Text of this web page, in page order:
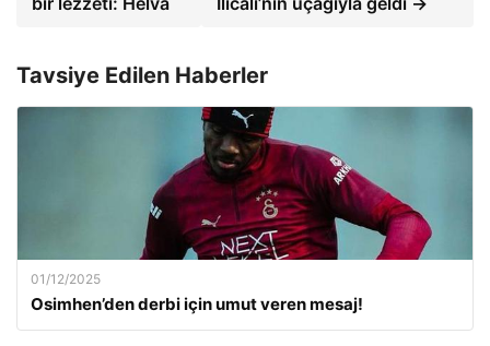
Tavsiye Edilen Haberler
01/12/2025
Osimhen’den derbi için umut veren mesaj!